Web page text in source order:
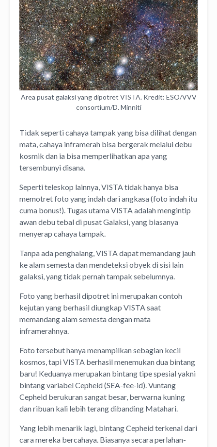
Area pusat galaksi yang dipotret VISTA. Kredit: ESO/VVV
consortium/D. Minniti
Tidak seperti cahaya tampak yang bisa dilihat dengan
mata, cahaya inframerah bisa bergerak melalui debu
kosmik dan ia bisa memperlihatkan apa yang
tersembunyi disana.
Seperti teleskop lainnya, VISTA tidak hanya bisa
memotret foto yang indah dari angkasa (foto indah itu
cuma bonus!). Tugas utama VISTA adalah mengintip
awan debu tebal di pusat Galaksi, yang biasanya
menyerap cahaya tampak.
Tanpa ada penghalang, VISTA dapat memandang jauh
ke alam semesta dan mendeteksi obyek di sisi lain
galaksi, yang tidak pernah tampak sebelumnya.
Foto yang berhasil dipotret ini merupakan contoh
kejutan yang berhasil diungkap VISTA saat
memandang alam semesta dengan mata
inframerahnya.
Foto tersebut hanya menampilkan sebagian kecil
kosmos, tapi VISTA berhasil menemukan dua bintang
baru! Keduanya merupakan bintang tipe spesial yakni
bintang variabel Cepheid (SEA-fee-id). Vuntang
Cepheid berukuran sangat besar, berwarna kuning
dan ribuan kali lebih terang dibanding Matahari.
Yang lebih menarik lagi, bintang Cepheid terkenal dari
cara mereka bercahaya. Biasanya secara perlahan-